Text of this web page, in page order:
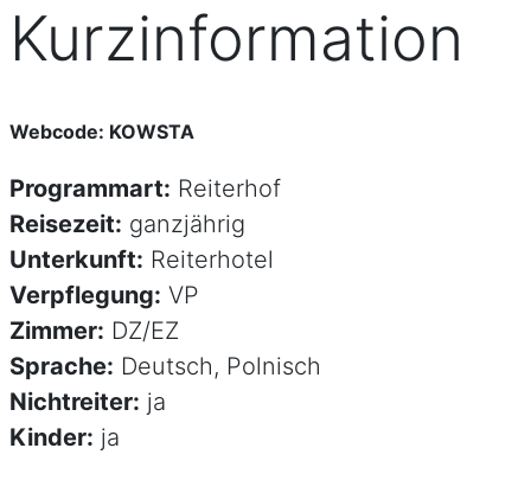
Kurzinformation
Webcode: KOWSTA
Programmart: Reiterhof
Reisezeit: ganzjährig
Unterkunft: Reiterhotel
Verpflegung: VP
Zimmer: DZ/EZ
Sprache: Deutsch, Polnisch
Nichtreiter: ja
Kinder: ja